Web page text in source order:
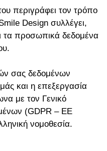
περιγράφει τον τρόπο
Design συλλέγει,
τα προσωπικά δεδομένα
σας δεδομένων
και η επεξεργασία
με τον Γενικό
(GDPR – ΕΕ
νομοθεσία.